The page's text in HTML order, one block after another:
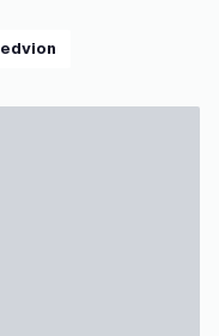
Ledvion